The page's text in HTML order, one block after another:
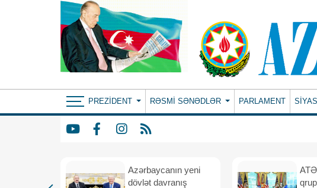
PREZIDENT RƏSMI SƏNƏDLƏR PARLAMENT
Azərbaycanın yeni
dövlət davranış